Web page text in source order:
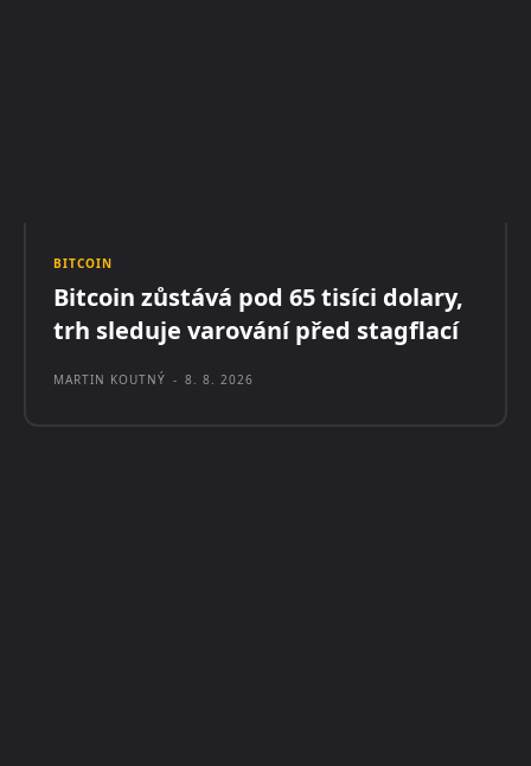
BITCOIN
Bitcoin zůstává pod 65 tisíci dolary,
trh sleduje varování před stagflací
MARTIN KOUTNÝ - 8. 8. 2026